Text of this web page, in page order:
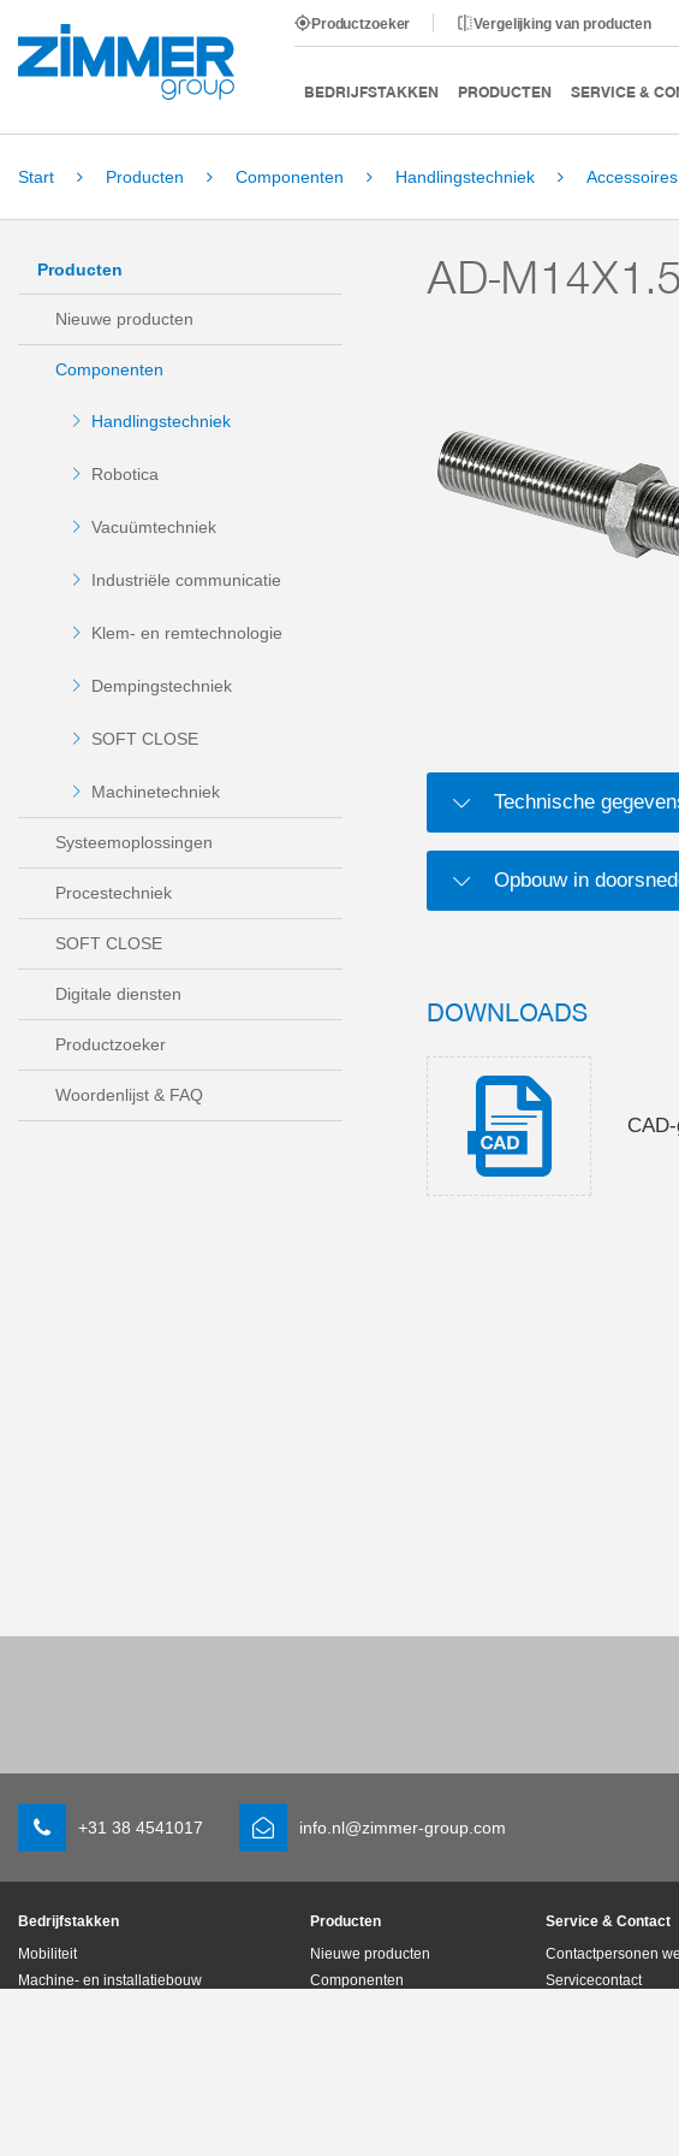
Productzoeker Vergelijking van producten
BEDRIJFSTAKKEN PRODUCTEN SERVICE &
Start Producten Componenten Handlingstechniek Accessoires
Producten
Nieuwe producten
Componenten
Handlingstechniek
Robotica
Vacuümtechniek
Industriële communicatie
Klem- en remtechnologie
Dempingstechniek
SOFT CLOSE
Machinetechniek
Systeemoplossingen
Procestechniek
SOFT CLOSE
Digitale diensten
Productzoeker
Woordenlijst & FAQ
AD-M14X1.5
Technische
Opbouw in
DOWNLOADS
+31 38 4541017 info.nl@zimmer-group.com
Bedrijfstakken
Mobiliteit
Machine- en installatiebouw
Producten
Nieuwe producten
Componenten
Service & Contact
Contactpersonen
Servicecontact